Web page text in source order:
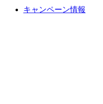
キャンペーン情報